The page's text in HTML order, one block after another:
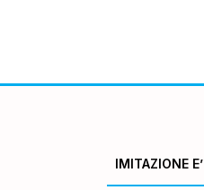
IMITAZIONE